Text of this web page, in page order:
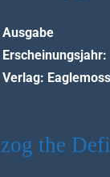
Ausgabe
Erscheinungsjahr:
Verlag: Eaglemoss
the